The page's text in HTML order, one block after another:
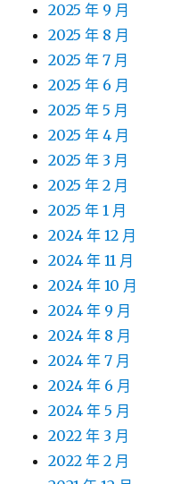
2025 年 9 月
2025 年 8 月
2025 年 7 月
2025 年 6 月
2025 年 5 月
2025 年 4 月
2025 年 3 月
2025 年 2 月
2025 年 1 月
2024 年 12 月
2024 年 11 月
2024 年 10 月
2024 年 9 月
2024 年 8 月
2024 年 7 月
2024 年 6 月
2024 年 5 月
2022 年 3 月
2022 年 2 月